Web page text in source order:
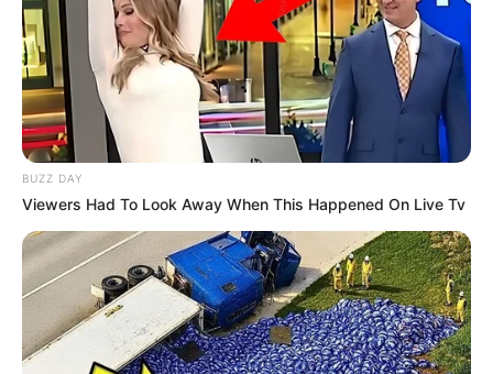
Baca juga:
Rebo Wekasan, Tradisi Jawa di Bulan Safar
untuk Menolak Bala
5. Bemo
BUZZ DAY
Viewers Had To Look Away When This Happened On Live Tv